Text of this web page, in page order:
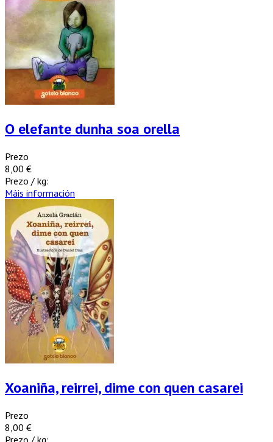
O elefante dunha soa orella
Prezo
8,00 €
Prezo / kg:
Máis información
Xoaniña, reirrei, dime con quen casarei
Prezo
8,00 €
Prezo / kg: